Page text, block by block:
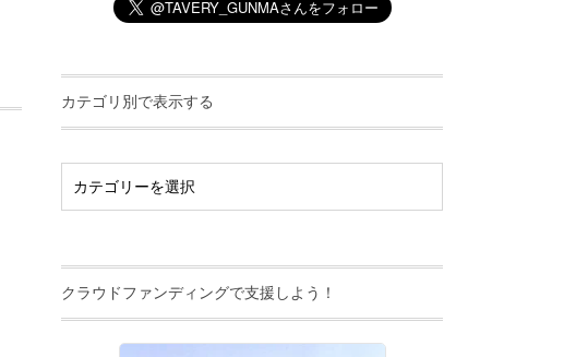
カテゴリ別で表示する
クラウドファンディングで支援しよう！